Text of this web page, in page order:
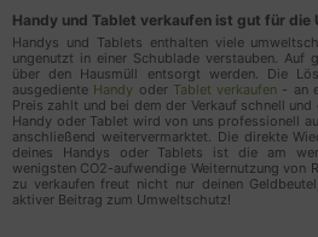
Handy und Tablet verkaufen ist gut für die
Handys und Tablets enthalten viele
ungenutzt in einer Schublade verstauben. Auf
über den Hausmüll entsorgt werden. Die
ausgediente Handy oder Tablet verkaufen - an
Preis zahlt und bei dem der Verkauf schnell
Handy oder Tablet wird von uns professionell
anschließend weitervermarktet. Die direkte
deines Handys oder Tablets ist die am
wenigsten CO2-aufwendige Weiternutzung von
zu verkaufen freut nicht nur deinen
aktiver Beitrag zum Umweltschutz!
Erhobene Daten
Diese Liste enthält alle
von oder durch die Nutzung
gesammelt werden.
Zeitpunkt des vorherigen
Benutzers
Bildschirmauflösung